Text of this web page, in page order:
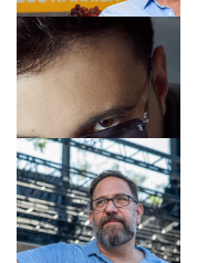
Politika
Content Lab HUB
Forbes-sztori